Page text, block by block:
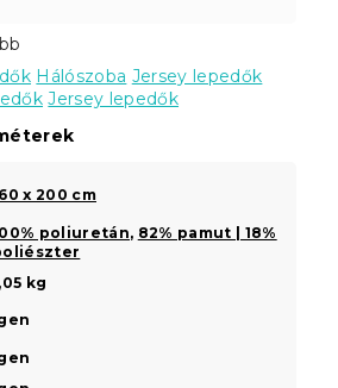
Hálószoba Jersey lepedők
Jersey lepedők
x 200 cm
poliuretán, 82% pamut | 18%
kg